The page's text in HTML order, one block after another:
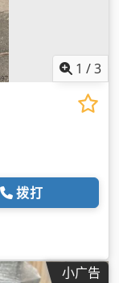
1 /3
拨打
小广告